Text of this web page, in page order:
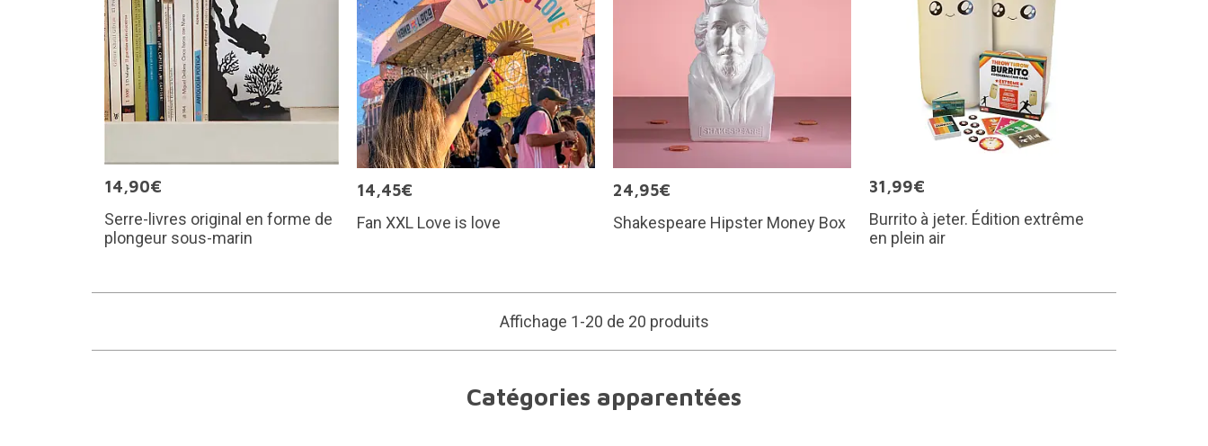
14,90€
Serre-livres original en forme de
plongeur sous-marin
14,45€
Fan XXL Love is love
24,95€
Shakespeare Hipster Money Box
31,99€
Burrito à jeter. Édition extrême
en plein air
Affichage 1-20 de 20 produits
Catégories apparentées